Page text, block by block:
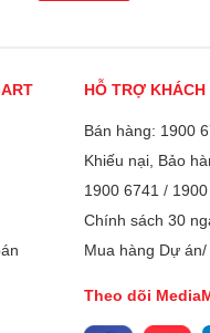
Tự động loại bỏ hạt
Lưới lọc đan khít
Hệ thống bảo vệ quá
Dễ dàng tháo lắp để
HỖ TRỢ KHÁCH
Bán hàng: 1900
Khiếu nại, Bảo
1900 6741 /
Chính sách 30
Mua hàng Dự
Theo dõi